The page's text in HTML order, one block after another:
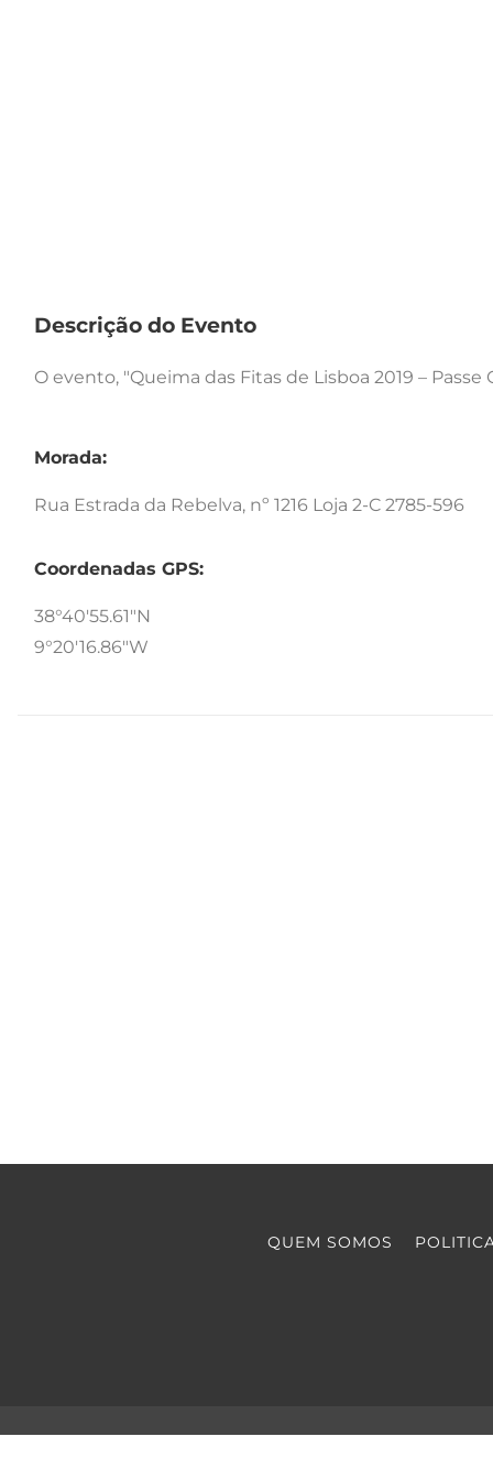
Descrição do Evento
O evento, "Queima das Fitas de Lisboa 2019 – Passe
Morada:
Rua Estrada da Rebelva, nº 1216 Loja 2-C 2785-596
Coordenadas GPS:
38°40'55.61"N
9°20'16.86"W
QUEM SOMOS